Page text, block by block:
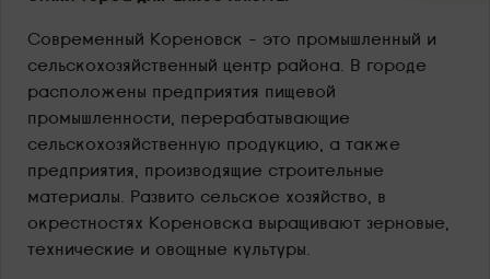
Современный Кореновск – это промышленный и
сельскохозяйственный центр района. В городе
расположены предприятия пищевой
промышленности, перерабатывающие
сельскохозяйственную продукцию, а также
предприятия, производящие строительные
материалы. Развито сельское хозяйство, в
окрестностях Кореновска выращивают зерновые,
технические и овощные культуры.